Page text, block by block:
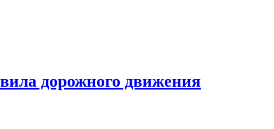
дорожного движения